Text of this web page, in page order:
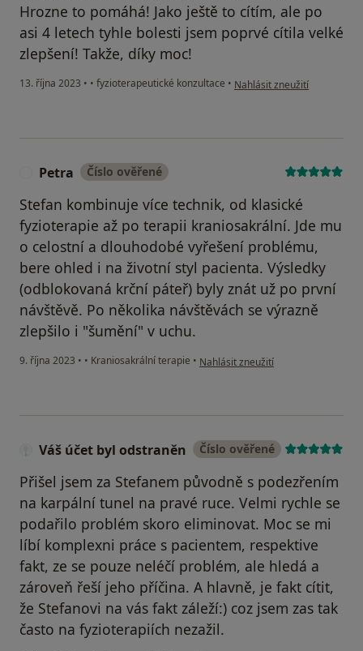
Hrozne to pomáhá! Jako ještě to cítím, ale po
asi 4 letech tyhle bolesti jsem poprvé cítila velké
zlepšení! Takže, díky moc!
13. října 2023 • • fyzioterapeutické konzultace • podle názoru uživatele A.
Nahlásit zneužití
Petra Číslo ověřené
Stefan kombinuje více technik, od klasické
fyzioterapie až po terapii kraniosakrální. Jde mu
o celostní a dlouhodobé vyřešení problému,
bere ohled i na životní styl pacienta. Výsledky
(odblokovaná krční páteř) byly znát už po první
návštěvě. Po několika návštěvách se výrazně
zlepšilo i "šumění" v uchu.
9. října 2023 • • Kraniosakrální terapie • podle názoru uživatele Petra
Nahlásit zneužití
Váš účet byl odstraněn Číslo ověřené
Přišel jsem za Stefanem původně s podezřením
na karpální tunel na pravé ruce. Velmi rychle se
podařilo problém skoro eliminovat. Moc se mi
líbí komplexni práce s pacientem, respektive
fakt, ze se pouze neléčí problém, ale hledá a
zároveň řeší jeho příčina. A hlavně, je fakt cítit,
že Stefanovi na vás fakt záleží:) coz jsem zas tak
často na fyzioterapiích nezažil.